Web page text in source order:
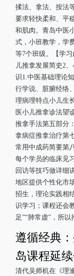
揉法、拿法、按法
要求轻快柔和、平
和肌肉。青岛中医
式，小班教学，学
等7个班级。【学
儿推拿发展简史2
识1.中医基础理论
行学说、脏腑经络
理病理特点小儿生
医小儿推拿诊法望
推拿手法第五部分
拿病症推拿治疗第
常用中成药简要第
每个学员的临床见
回访等技巧做详细
地区提供个性化市
招生，理论实践相
识学习；课程还会
足”“肺常虚”，所
遵循经典
岛课程延
清代吴师机在《理